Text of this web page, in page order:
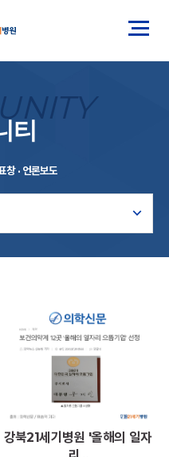
티
창 · 언론보도
강북21세기병원 '올해의 일자